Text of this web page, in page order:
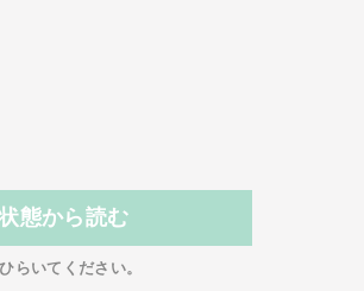
態から読む
らいてください。